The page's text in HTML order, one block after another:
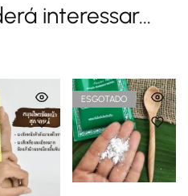
interessar...
ESGOTADO